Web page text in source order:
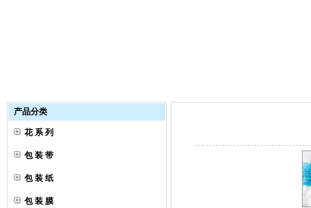
产品分类
花 系 列
包 装 带
包 装 纸
包 装 膜